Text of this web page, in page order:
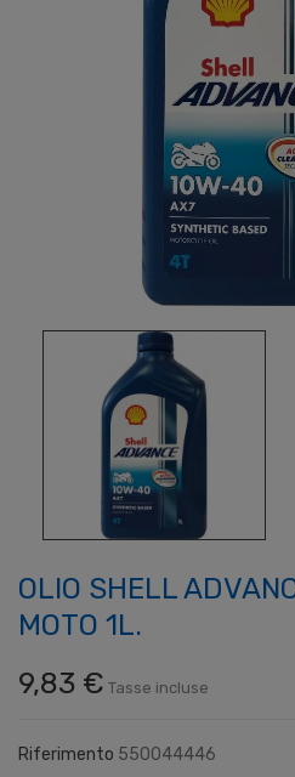
OLIO SHELL
MOTO 1L.
9,83 € Tasse incluse
Riferimento 550044446